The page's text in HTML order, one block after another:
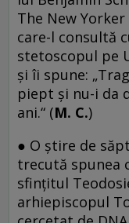
The New
care-l consultă
stetoscopul pe
şi îi spune:
piept şi nu-i da
ani.“ (M. C.)
● O știre de
trecută spunea
sfințitul
arhiepiscopul